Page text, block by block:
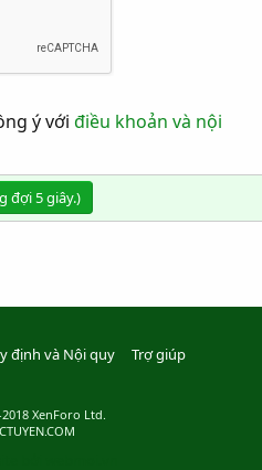
ý với điều khoản và nội
đợi5giây.)
định và Nội quy
Trợ giúp
XenForo Ltd.